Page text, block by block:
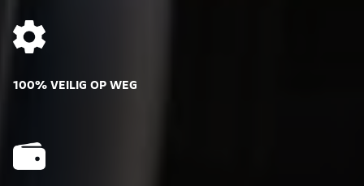
100% VEILIG OP WEG